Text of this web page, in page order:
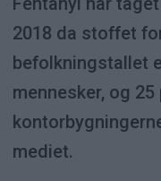
2018 da stoffet
befolkningstallet
mennesker, og
mediet.